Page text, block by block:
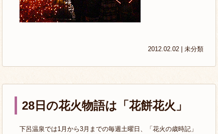
2012.02.02 | 未分類
28日の花火物語は「花餅花火」
下呂温泉では1月から3月までの毎週土曜日、「花火の歳時記」